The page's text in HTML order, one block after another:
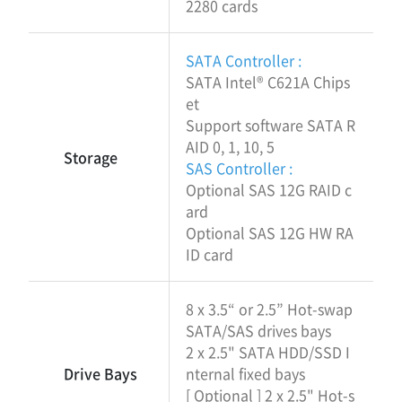
2280 cards
Storage
SATA Controller :
SATA Intel® C621A Chips
et
Support software SATA R
AID 0, 1, 10, 5
SAS Controller :
Optional SAS 12G RAID c
ard
Optional SAS 12G HW RA
ID card
Drive Bays
8 x 3.5“ or 2.5” Hot-swap
SATA/SAS drives bays
2 x 2.5" SATA HDD/SSD I
nternal fixed bays
[ Optional ] 2 x 2.5" Hot-s